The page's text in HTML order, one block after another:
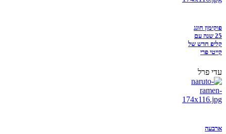
פוקימון חוגג
25 שנה עם
קליפ חדש של
קייטי פרי
עדי פרל
ארבעה